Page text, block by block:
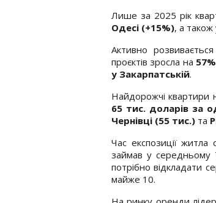
Лише за 2025 рік
Одесі (+15%), а також
Активно
проєктів зросла на
у Закарпатській.
Найдорожчі квартири
65 тис. доларів за
Чернівці (55 тис.) та
Час експозиції
займав у
потрібно відкладати
майже 10.